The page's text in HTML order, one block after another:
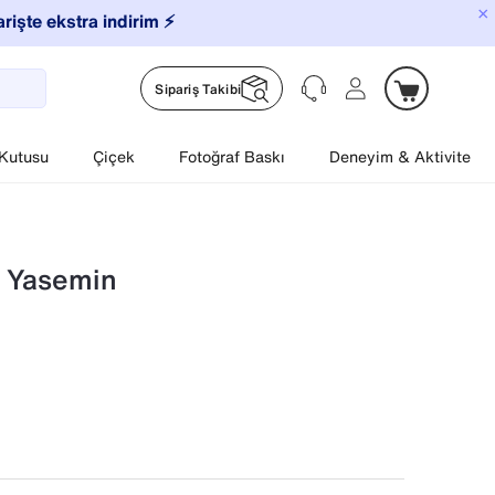
×
ekstra indirim ⚡️
Sipariş Takibi
Çiçek Fotoğraf Baskı Deneyim & Aktivite